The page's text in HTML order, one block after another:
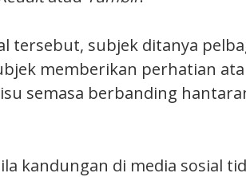
tersebut, subjek ditanya
memberikan perhatian
semasa berbanding
kandungan di media sosial